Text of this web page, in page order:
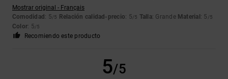
Mostrar original - Français
Comodidad: 5/5 Relación calidad-precio: 5/5 Talla: Grande Material: 5 /5
Color: 5/5
Recomiendo este producto
5/5